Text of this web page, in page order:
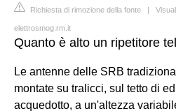
Richiesta di rimozione della fonte |
elettrosmog.rm.it
Quanto è alto un ripetitore
Le antenne delle SRB
montate su tralicci, sul tetto di
acquedotto, a un'altezza